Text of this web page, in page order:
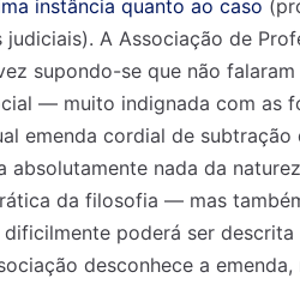
instância quanto ao caso
A Associação de
supondo-se que não
— muito indignada com as
emenda cordial de
absolutamente nada da
da filosofia — mas
poderá ser
desconhece a